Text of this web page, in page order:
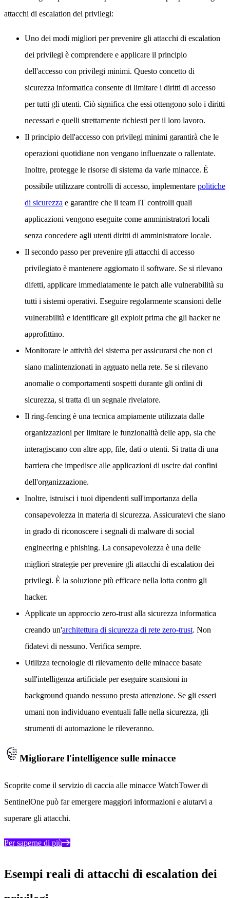
attacchi di escalation dei privilegi:
Uno dei modi migliori per prevenire gli attacchi di escalation
dei privilegi è comprendere e applicare il principio
dell'accesso con privilegi minimi. Questo concetto di
sicurezza informatica consente di limitare i diritti di accesso
per tutti gli utenti. Ciò significa che essi ottengono solo i diritti
necessari e quelli strettamente richiesti per il loro lavoro.
Il principio dell'accesso con privilegi minimi garantirà che le
operazioni quotidiane non vengano influenzate o rallentate.
Inoltre, protegge le risorse di sistema da varie minacce. È
possibile utilizzare controlli di accesso, implementare politiche
di sicurezza e garantire che il team IT controlli quali
applicazioni vengono eseguite come amministratori locali
senza concedere agli utenti diritti di amministratore locale.
Il secondo passo per prevenire gli attacchi di accesso
privilegiato è mantenere aggiornato il software. Se si rilevano
difetti, applicare immediatamente le patch alle vulnerabilità su
tutti i sistemi operativi. Eseguire regolarmente scansioni delle
vulnerabilità e identificare gli exploit prima che gli hacker ne
approfittino.
Monitorare le attività del sistema per assicurarsi che non ci
siano malintenzionati in agguato nella rete. Se si rilevano
anomalie o comportamenti sospetti durante gli ordini di
sicurezza, si tratta di un segnale rivelatore.
Il ring-fencing è una tecnica ampiamente utilizzata dalle
organizzazioni per limitare le funzionalità delle app, sia che
interagiscano con altre app, file, dati o utenti. Si tratta di una
barriera che impedisce alle applicazioni di uscire dai confini
dell'organizzazione.
Inoltre, istruisci i tuoi dipendenti sull'importanza della
consapevolezza in materia di sicurezza. Assicuratevi che siano
in grado di riconoscere i segnali di malware di social
engineering e phishing. La consapevolezza è una delle
migliori strategie per prevenire gli attacchi di escalation dei
privilegi. È la soluzione più efficace nella lotta contro gli
hacker.
Applicate un approccio zero-trust alla sicurezza informatica
creando un'architettura di sicurezza di rete zero-trust. Non
fidatevi di nessuno. Verifica sempre.
Utilizza tecnologie di rilevamento delle minacce basate
sull'intelligenza artificiale per eseguire scansioni in
background quando nessuno presta attenzione. Se gli esseri
umani non individuano eventuali falle nella sicurezza, gli
strumenti di automazione le rileveranno.
Migliorare l'intelligence sulle minacce
Scoprite come il servizio di caccia alle minacce WatchTower di
SentinelOne può far emergere maggiori informazioni e aiutarvi a
superare gli attacchi.
Per saperne di più
Esempi reali di attacchi di escalation dei